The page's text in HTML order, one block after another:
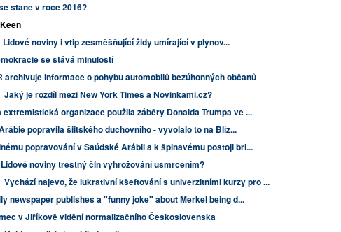
stane v roce 2016?
Lidové noviny i vtip zesměšňující židy umírající v plynov...
se stává minulostí
archivuje informace o pohybu automobilů bezúhonných občanů
Jaký je rozdíl mezi New York Times a Novinkami.cz?
extremistická organizace použila záběry Donalda Trumpa ve ...
popravila šiitského duchovního - vyvolalo to na Blíz...
popravování v Saúdské Arábii a k špinavému postoji bri...
noviny trestný čin vyhrožování usmrcením?
Vychází najevo, že lukrativní kšeftování s univerzitními kurzy pro ...
newspaper publishes a "funny joke" about Merkel being d...
v Jiříkově vidění normalizačního Československa